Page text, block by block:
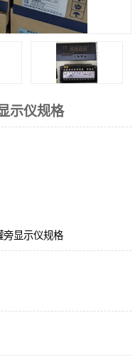
示仪规格
旁显示仪规格
业自动化系统成套设备